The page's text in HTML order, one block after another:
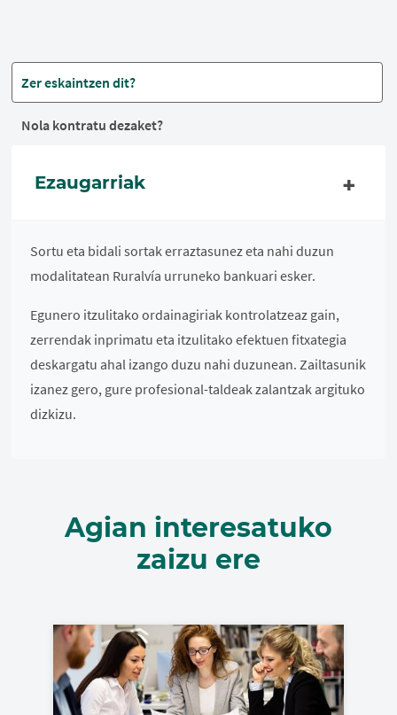
Zer eskaintzen dit?
Nola kontratu dezaket?
Ezaugarriak
Sortu eta bidali sortak erraztasunez eta nahi duzun
modalitatean Ruralvía urruneko bankuari esker.
Egunero itzulitako ordainagiriak kontrolatzeaz gain,
zerrendak inprimatu eta itzulitako efektuen fitxategia
deskargatu ahal izango duzu nahi duzunean. Zailtasunik
izanez gero, gure profesional-taldeak zalantzak argituko
dizkizu.
Agian interesatuko
zaizu ere